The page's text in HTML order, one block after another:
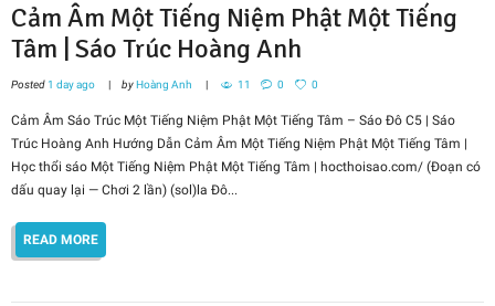
Cảm Âm Một Tiếng Niệm Phật Một Tiếng
Tâm | Sáo Trúc Hoàng Anh
Posted 1 day ago by Hoàng Anh 11 0 0
Cảm Âm Sáo Trúc Một Tiếng Niệm Phật Một Tiếng Tâm – Sáo Đô C5 | Sáo
Trúc Hoàng Anh Hướng Dẫn Cảm Âm Một Tiếng Niệm Phật Một Tiếng Tâm |
Học thổi sáo Một Tiếng Niệm Phật Một Tiếng Tâm | hocthoisao.com/ (Đoạn có
dấu quay lại — Chơi 2 lần) (sol)la Đô...
READ MORE